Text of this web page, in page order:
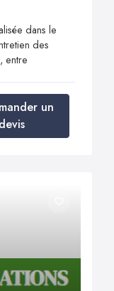
dans le
des
entre
un
devis